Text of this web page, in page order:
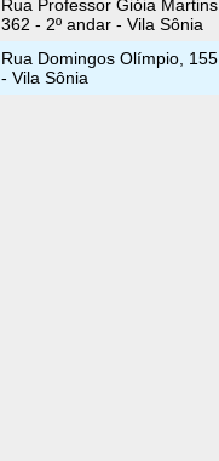
Rua Professor Gióia Martins,
362 - 2º andar - Vila Sônia
Rua Domingos Olímpio, 155
- Vila Sônia